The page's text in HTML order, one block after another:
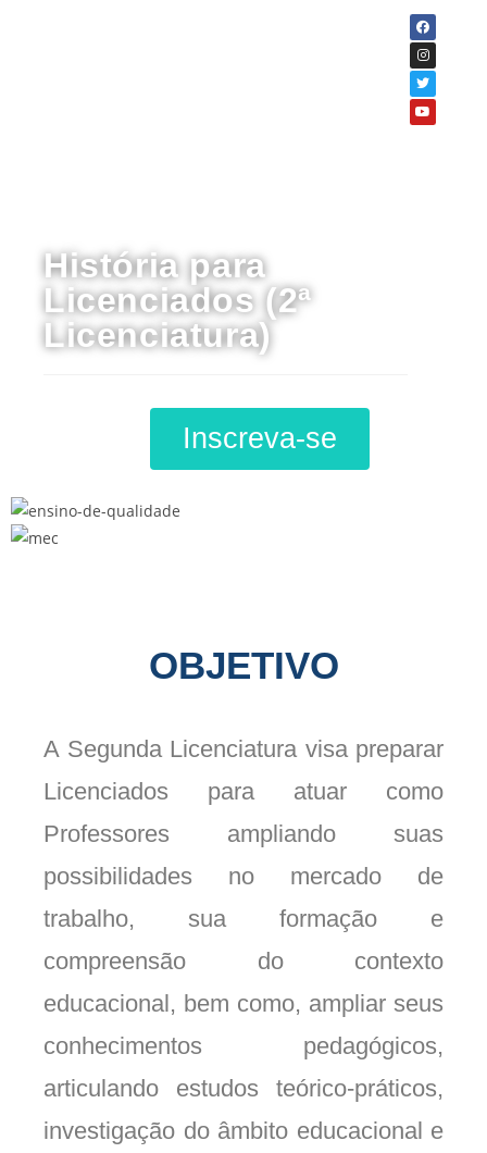
História para
Licenciados (2ª
Licenciatura)
Inscreva-se
OBJETIVO
A Segunda Licenciatura visa preparar
Licenciados para atuar como
Professores ampliando suas
possibilidades no mercado de
trabalho, sua formação e
compreensão do contexto
educacional, bem como, ampliar seus
conhecimentos pedagógicos,
articulando estudos teórico-práticos,
investigação do âmbito educacional e